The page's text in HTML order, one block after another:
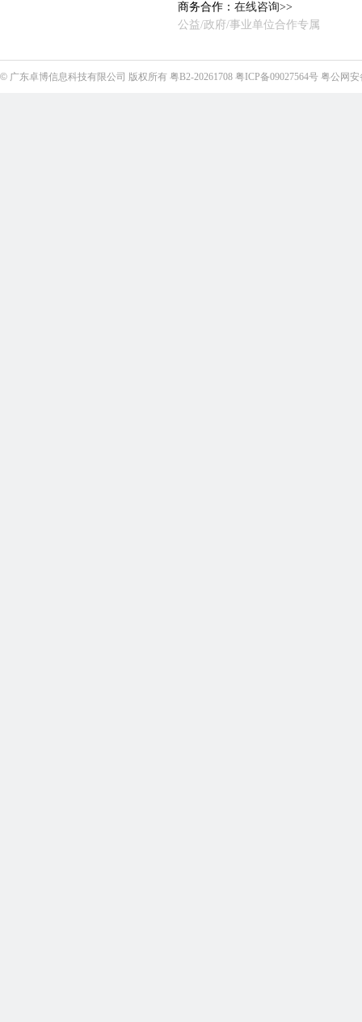
商务合作： 在线咨询>>
公益/政府/事业单位合作专属
© 广东卓博信息科技有限公司 版权所有 粤B2-20261708 粤ICP备09027564号 粤公网安